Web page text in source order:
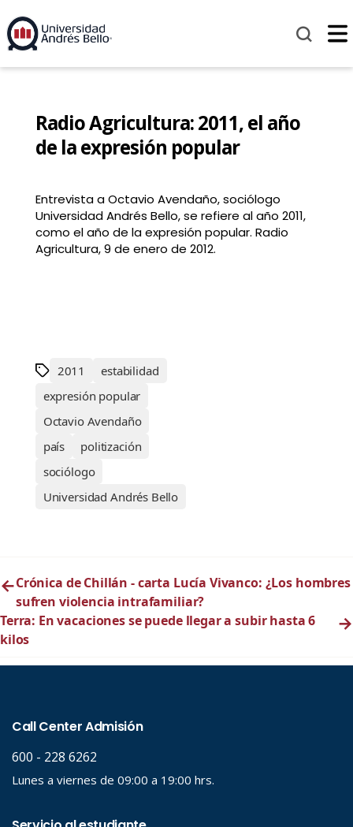
Radio Agricultura: 2011, el año
de la expresión popular
Entrevista a Octavio Avendaño, sociólogo
Universidad Andrés Bello, se refiere al año 2011,
como el año de la expresión popular. Radio
Agricultura, 9 de enero de 2012.
2011
estabilidad
expresión popular
Octavio Avendaño
país
politización
sociólogo
Universidad Andrés Bello
←Crónica de Chillán - carta Lucía Vivanco: ¿Los hombres
sufren violencia intrafamiliar?
Terra: En vacaciones se puede llegar a subir hasta 6
kilos
→